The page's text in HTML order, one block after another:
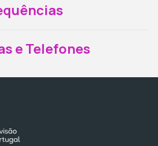
e Telefones